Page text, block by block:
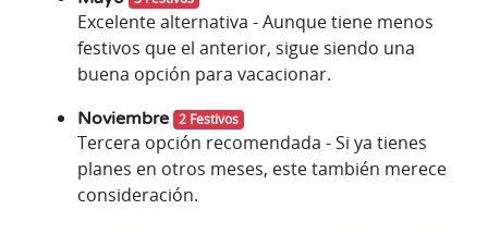
Excelente alternativa - Aunque tiene menos
festivos que el anterior, sigue siendo una
buena opción para vacacionar.
Noviembre 2 Festivos
Tercera opción recomendada - Si ya tienes
planes en otros meses, este también merece
consideración.